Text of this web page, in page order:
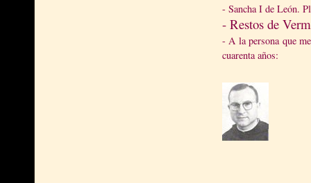
- Sancha I de León.
- Restos de
- A la persona que
cuarenta años: